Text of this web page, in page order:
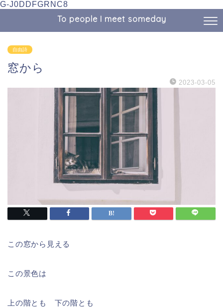
G-J0DDFGRNC8
To people I meet someday
自由詩
窓から
2023-03-05
この窓から見える
この景色は
上の階とも 下の階とも